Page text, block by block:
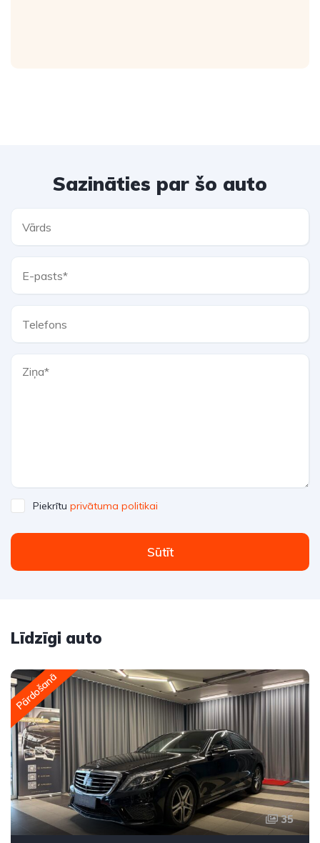
Sazināties par šo auto
Piekrītu privātuma politikai
Sūtīt
Līdzīgi auto
Pārdošanā
35